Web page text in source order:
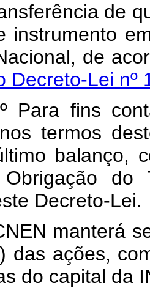
de
instrumento
de
Decreto-Lei
fins
termos
balanço,
Decreto-Lei.
manterá
das ações,
do capital da